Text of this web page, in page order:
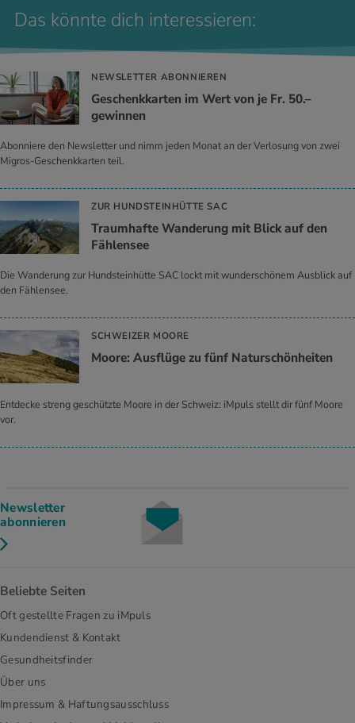
Das könnte dich interessieren:
NEWSLETTER ABONNIEREN
Geschenkkarten im Wert von je Fr. 50.–
gewinnen
Abonniere den Newsletter und nimm jeden Monat an der Verlosung von zwei
Migros-Geschenkkarten teil.
ZUR HUNDSTEINHÜTTE SAC
Traumhafte Wanderung mit Blick auf den
Fählensee
Die Wanderung zur Hundsteinhütte SAC lockt mit wunderschönem Ausblick auf
den Fählensee.
SCHWEIZER MOORE
Moore: Ausflüge zu fünf Naturschönheiten
Entdecke streng geschützte Moore in der Schweiz: iMpuls stellt dir fünf Moore
vor.
Newsletter
abonnieren
Beliebte Seiten
Oft gestellte Fragen zu iMpuls
Kundendienst & Kontakt
Gesundheitsfinder
Über uns
Impressum & Haftungsausschluss